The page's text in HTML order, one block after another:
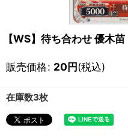
【WS】待ち合わせ 優木
販売価格: 20円(税込)
在庫数3枚